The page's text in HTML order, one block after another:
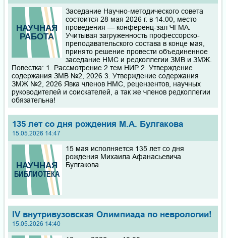
Заседание Научно-методического совета
состоится 28 мая 2026 г. в 14.00, место
проведения — конференц-зал ЧГМА.
Учитывая загруженность профессорско-
преподавательского состава в конце мая,
принято решение провести объединенное
заседание НМС и редколлегии ЗМВ и ЗМЖ.
Повестка: 1. Рассмотрение 2 тем НИР 2. Утверждение
содержания ЗМВ №2, 2026 3. Утверждение содержания
ЗМЖ №2, 2026 Явка членов НМС, рецензентов, научных
руководителей и соискателей, а так же членов редколлегии
обязательна!
135 лет со дня рождения М.А. Булгакова
15.05.2026 14:47
15 мая исполняется 135 лет со дня
рождения Михаила Афанасьевича
Булгакова
IV внутривузовская Олимпиада по неврологии!
15.05.2026 14:40